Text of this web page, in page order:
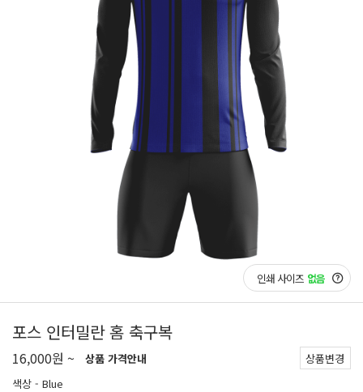
인쇄 사이즈 없음
포스 인터밀란 홈 축구복
16,000원 ~ 상품 가격안내
상품변경
색상 - Blue